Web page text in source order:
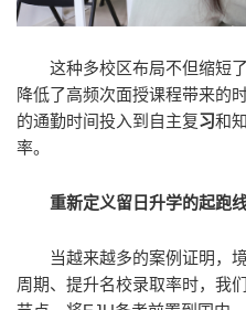
这种多校区布局不但缩短
降低了高频次面授课程带来的
的通勤时间投入到自主复习和
率。
重新定义留日升学的起跑
当越来越多的案例证明，
周期、提升名校录取率时，我